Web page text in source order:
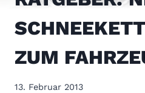
ZUM
13. Februar 2013